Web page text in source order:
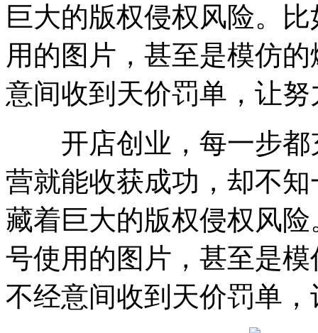
巨大的版权侵权风险。
用的图片，甚至是模仿
意间收到天价罚单，让
开店创业，每一步都
营就能收获成功，却不
藏着巨大的版权侵权风
号使用的图片，甚至是
不经意间收到天价罚单